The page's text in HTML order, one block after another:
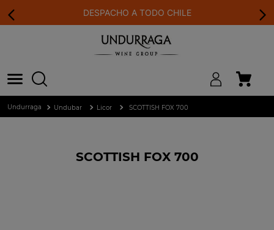
DESPACHO A TODO CHILE
Undubar Licor SCOTTISH FOX 700
SCOTTISH FOX 700